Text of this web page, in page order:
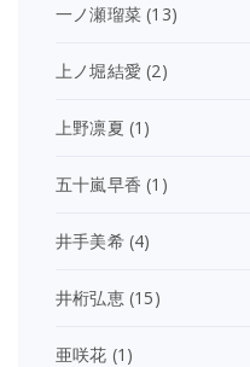
一ノ瀬瑠菜 (13)
上ノ堀結愛 (2)
上野凛夏 (1)
五十嵐早香 (1)
井手美希(4)
井桁弘恵(15)
亜咲花 (1)